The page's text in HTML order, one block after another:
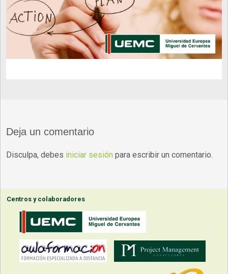
Deja un comentario
Disculpa, debes iniciar sesión para escribir un comentario.
Centros y colaboradores